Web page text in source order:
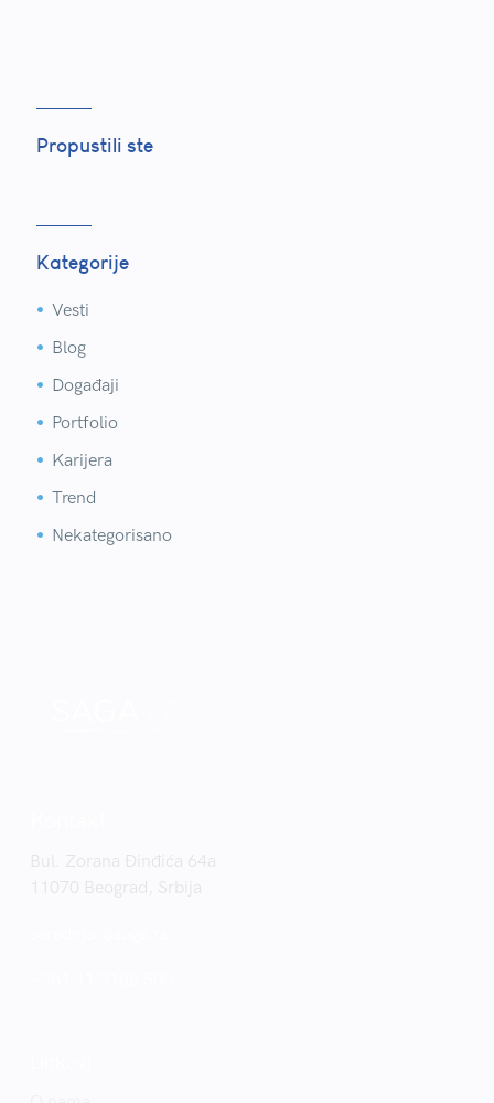
Propustili ste
Kategorije

 Vesti

 Blog

 Događaji

 Portfolio

 Karijera

 Trend

 Nekategorisano
Bul. Zorana Đinđića 64a
11070 Beograd, Srbija